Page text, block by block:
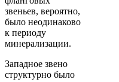
звеньев, вероятно,
было неодинаково
к периоду
минерализации.
Западное звено
структурно было